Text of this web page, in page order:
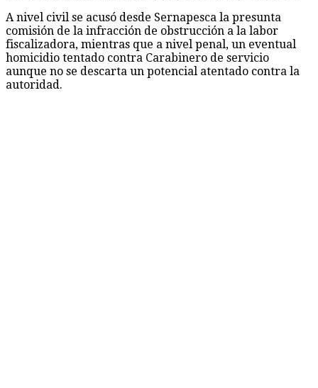
A nivel civil se acusó desde Sernapesca la presunta
comisión de la infracción de obstrucción a la labor
fiscalizadora, mientras que a nivel penal, un eventual
homicidio tentado contra Carabinero de servicio
aunque no se descarta un potencial atentado contra la
autoridad.